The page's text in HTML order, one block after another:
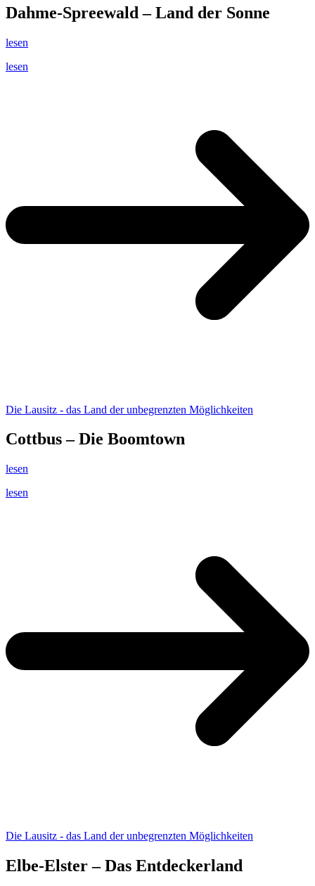
Dahme-Spreewald – Land der Sonne
lesen
lesen
Die Lausitz - das Land der unbegrenzten Möglichkeiten
Cottbus – Die Boomtown
lesen
lesen
Die Lausitz - das Land der unbegrenzten Möglichkeiten
Elbe-Elster – Das Entdeckerland